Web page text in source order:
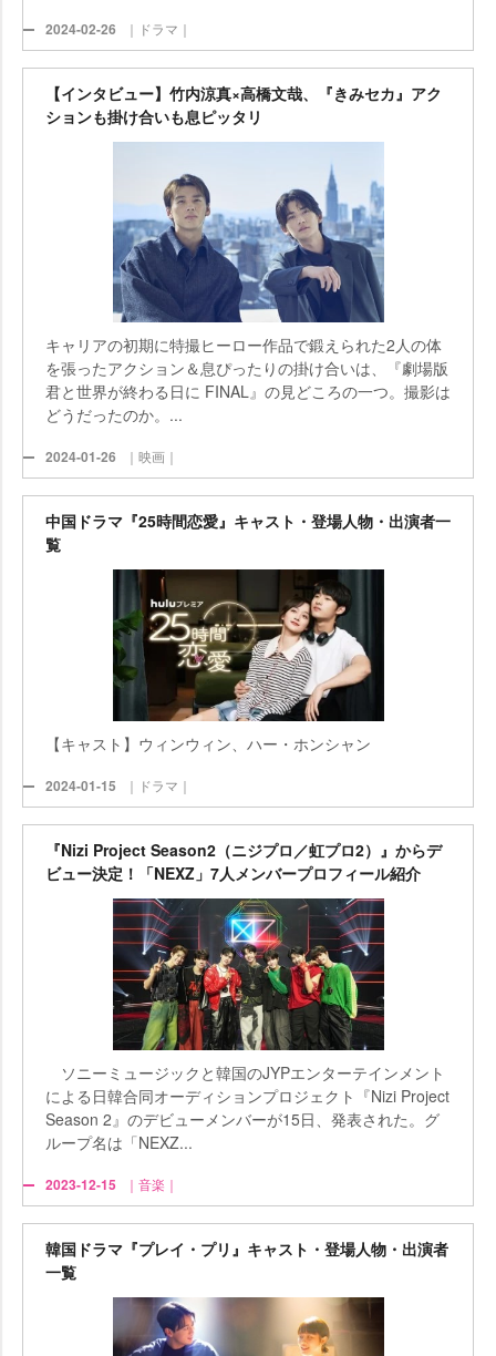
2024-02-26 ｜ドラマ｜
【インタビュー】竹内涼真×高橋文哉、『きみセカ』アク
ションも掛け合いも息ピッタリ
キャリアの初期に特撮ヒーロー作品で鍛えられた2人の体
を張ったアクション＆息ぴったりの掛け合いは、『劇場版
君と世界が終わる日に FINAL』の見どころの一つ。撮影は
どうだったのか。...
2024-01-26 ｜映画｜
中国ドラマ『25時間恋愛』キャスト・登場人物・出演者一
覧
【キャスト】ウィンウィン、ハー・ホンシャン
2024-01-15 ｜ドラマ｜
『Nizi Project Season2（ニジプロ／虹プロ2）』からデ
ビュー決定！「NEXZ」7人メンバープロフィール紹介
ソニーミュージックと韓国のJYPエンターテインメント
による日韓合同オーディションプロジェクト『Nizi Project
Season 2』のデビューメンバーが15日、発表された。グ
ループ名は「NEXZ...
2023-12-15 ｜音楽｜
韓国ドラマ『プレイ・プリ』キャスト・登場人物・出演者
一覧